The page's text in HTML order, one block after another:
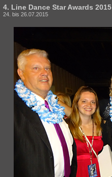
4. Line Dance Star Awards 2015
24. bis 26.07.2015